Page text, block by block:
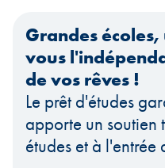
Grandes
vous
de vos rêves !
Le prêt d'études
apporte un soutien
études et à l'entrée